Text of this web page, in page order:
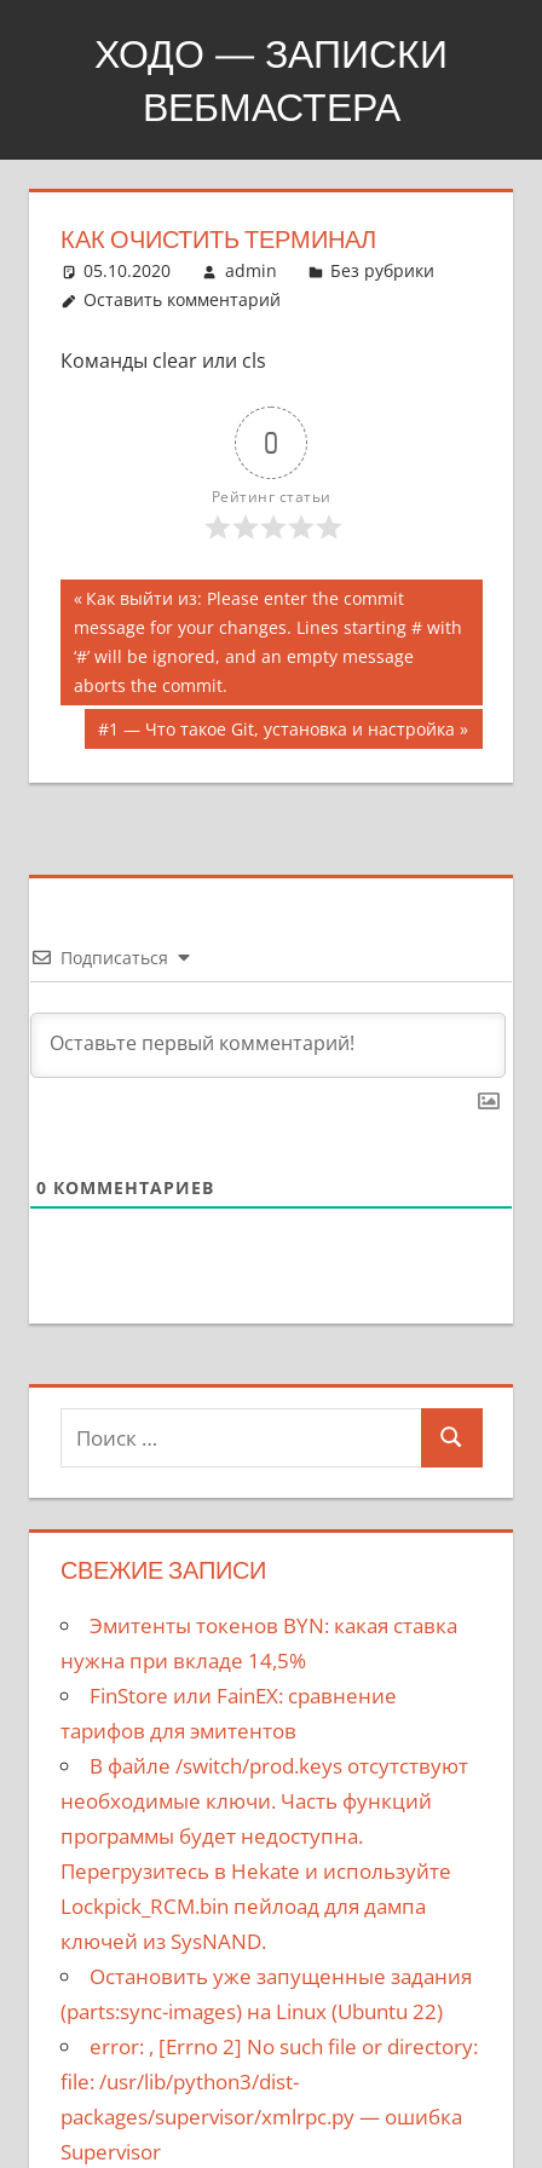
ХОДО — ЗАПИСКИ
ВЕБМАСТЕРА
Создание,
продвижение,
сайтов
КАК ОЧИСТИТЬ ТЕРМИНАЛ
05.10.2020 admin
Без рубрики
Оставить комментарий
Команды clear или cls
0
Рейтинг статьи
Навигация
по
записям
Предыдущая
запись;
Как выйти из: Please enter the commit
message for your changes. Lines starting # with
‘#’ will be ignored, and an empty message
aborts the commit.
Следующая
запись:
#1 — Что такое Git, установка и настройка
Подписаться
0 КОММЕНТАРИЕВ
Поиск
для:
Поиск
СВЕЖИЕ ЗАПИСИ
Эмитенты токенов BYN: какая ставка
нужна при вкладе 14,5%
FinStore или FainEX: сравнение
тарифов для эмитентов
В файле /switch/prod.keys отсутствуют
необходимые ключи. Часть функций
программы будет недоступна.
Перегрузитесь в Hekate и используйте
Lockpick_RCM.bin пейлоад для дампа
ключей из SysNAND.
Остановить уже запущенные задания
(parts:sync-images) на Linux (Ubuntu 22)
error: , [Errno 2] No such file or directory:
file: /usr/lib/python3/dist-
packages/supervisor/xmlrpc.py— ошибка
Supervisor